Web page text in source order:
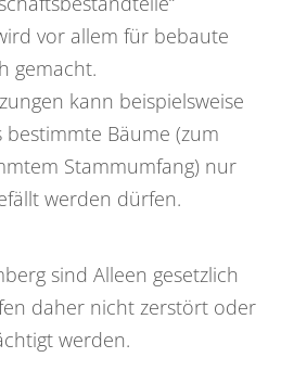
vor allem für bebaute
gemacht.
kann beispielsweise
bestimmte Bäume (zum
Stammumfang) nur
werden dürfen.
sind Alleen gesetzlich
daher nicht zerstört oder
werden.